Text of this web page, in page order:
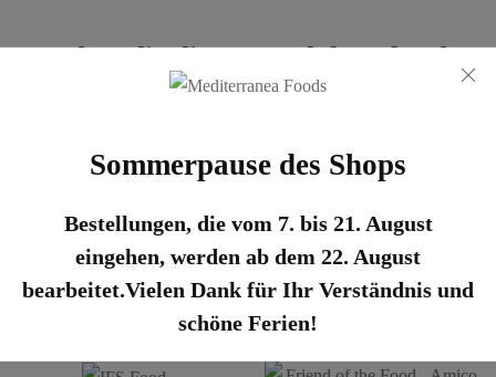
Kunden, die dieses Produkt gekauft
haben, kauften auch:
Entdecken Sie die Zertifizierungen
Sommerpause des Shops
Bestellungen, die vom 7. bis 21. August
eingehen, werden ab dem 22. August
bearbeitet.Vielen Dank für Ihr Verständnis und
schöne Ferien!